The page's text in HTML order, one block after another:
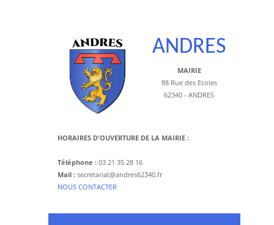
ANDRES
MAIRIE
88 Rue des Ecoles
62340 - ANDRES
HORAIRES D'OUVERTURE DE LA MAIRIE :
Téléphone : 03 21 35 28 16
Mail : secretariat@andres62340.fr
​NOUS CONTACTER